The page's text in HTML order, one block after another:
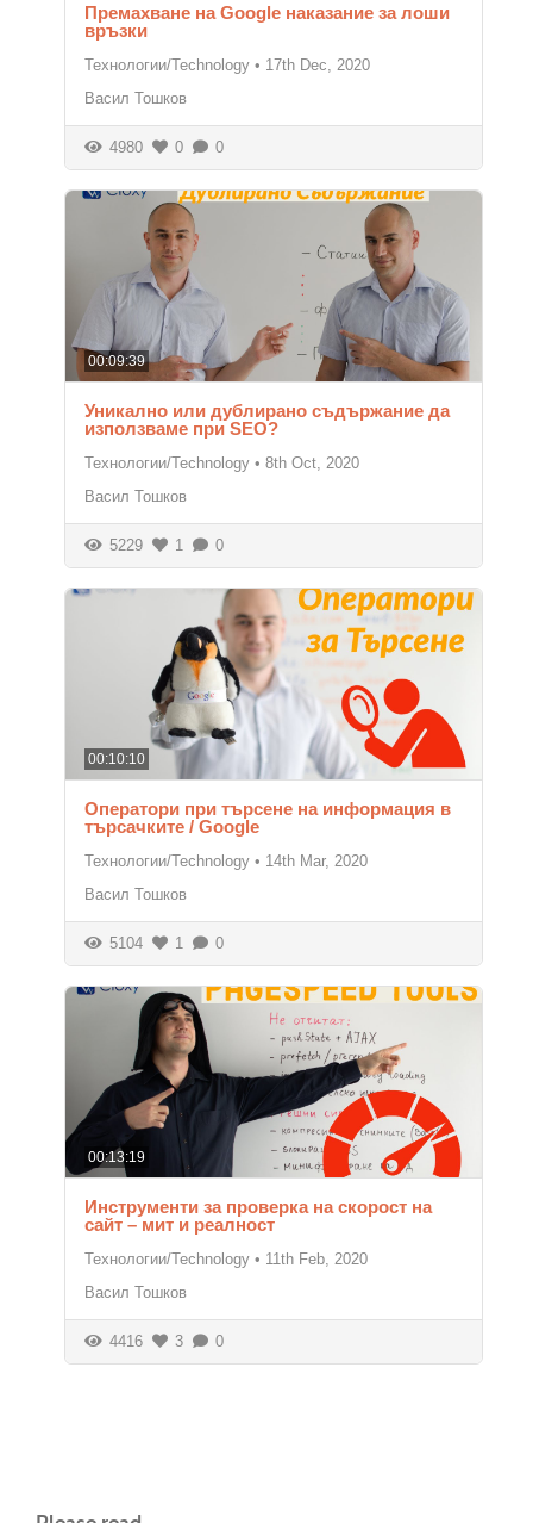
Премахване на Google наказание за лоши
връзки
Технологии/Technology • 17th Dec, 2020
Васил Тошков
4980 0 0
00:09:39
Уникално или дублирано съдържание да
използваме при SEO?
Технологии/Technology • 8th Oct, 2020
Васил Тошков
5229 1 0
00:10:10
Оператори при търсене на информация в
търсачките / Google
Технологии/Technology • 14th Mar, 2020
Васил Тошков
5104 1 0
00:13:19
Инструменти за проверка на скорост на
сайт – мит и реалност
Технологии/Technology • 11th Feb, 2020
Васил Тошков
4416 3 0